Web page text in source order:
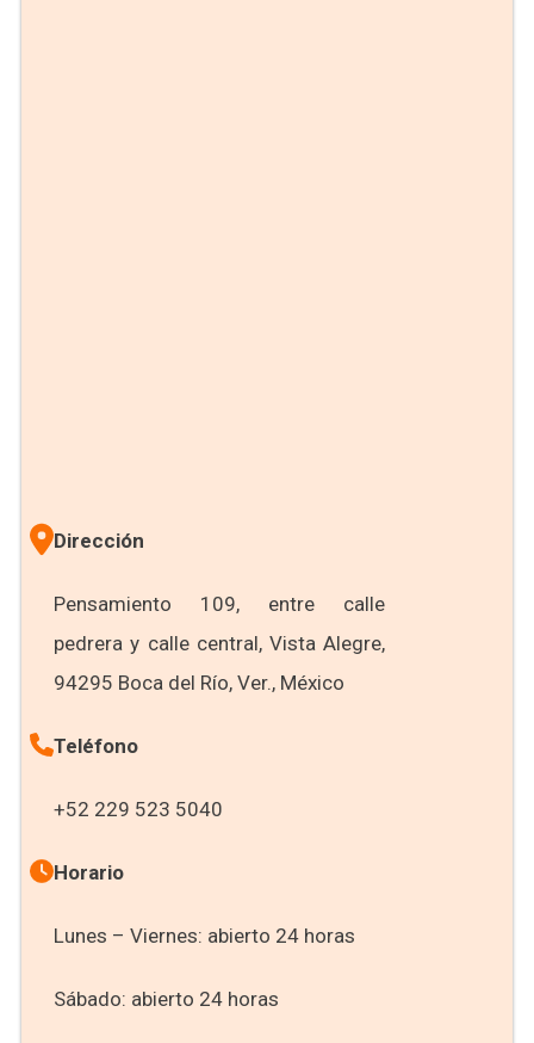
Dirección
Pensamiento 109, entre calle
pedrera y calle central, Vista Alegre,
94295 Boca del Río, Ver., México
Teléfono
+52 229 523 5040
Horario
Lunes – Viernes: abierto 24 horas
Sábado: abierto 24 horas